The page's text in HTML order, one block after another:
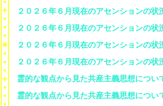
２０２６年６月現在のアセンションの
２０２６年６月現在のアセンションの
２０２６年６月現在のアセンションの
２０２６年６月現在のアセンションの
霊的な観点から見た共産主義思想につ
霊的な観点から見た共産主義思想につ